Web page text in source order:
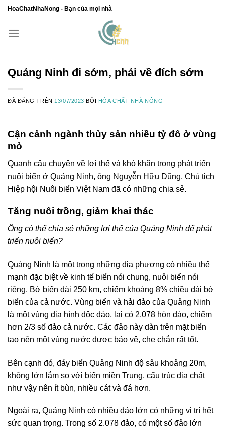
Chuyển
nội
HoaChatNhaNong - Bạn của mọi nhà
Quảng Ninh đi sớm, phải về đích sớm
ĐÃ ĐĂNG TRÊN 13/07/2023 BỞI HÓA CHẤT NHÀ NÔNG
Cận cảnh ngành thủy sản nhiều tỷ đô ở vùng
mỏ
Quanh câu chuyện về lợi thế và khó khăn trong phát triển
nuôi biển ở Quảng Ninh, ông Nguyễn Hữu Dũng, Chủ tịch
Hiệp hội Nuôi biển Việt Nam đã có những chia sẻ.
Tăng nuôi trồng, giảm khai thác
Ông có thể chia sẻ những lợi thế của Quảng Ninh để phát
triển nuôi biển?
Quảng Ninh là một trong những địa phương có nhiều thế
mạnh đặc biệt về kinh tế biển nói chung, nuôi biển nói
riêng. Bờ biển dài 250 km, chiếm khoảng 8% chiều dài bờ
biển của cả nước. Vùng biển và hải đảo của Quảng Ninh
là một vùng địa hình độc đáo, lại có 2.078 hòn đảo, chiếm
hơn 2/3 số đảo cả nước. Các đảo này dàn trên mặt biển
tạo nên một vùng nước được bảo vệ, che chắn rất tốt.
Bên cạnh đó, đáy biển Quảng Ninh độ sâu khoảng 20m,
không lớn lắm so với biển miền Trung, cấu trúc địa chất
như vậy nên ít bùn, nhiều cát và đá hơn.
Ngoài ra, Quảng Ninh có nhiều đảo lớn có những vị trí hết
sức quan trọng. Trong số 2.078 đảo, có một số đảo lớn